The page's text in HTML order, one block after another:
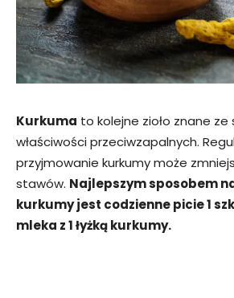
Kurkuma to kolejne zioło znane ze
właściwości przeciwzapalnych.
przyjmowanie kurkumy może
stawów. Najlepszym sposobem
kurkumy jest codzienne picie 1
mleka z 1 łyżką kurkumy.